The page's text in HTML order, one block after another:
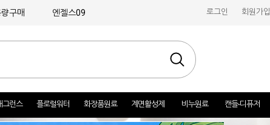
구매 엔젤스09 로그인 회원가입
그런스 플로럴워터 화장품원료 계면활성제 비누원료 캔들-디퓨저